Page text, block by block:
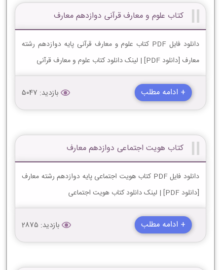
کتاب علوم و معارف قرآنی دوازدهم معارف
دانلود فایل PDF کتاب علوم و معارف قرآنی پایه دوازدهم رشته
معارف [دانلود PDF] | لینک دانلود کتاب علوم و معارف قرآنی
+ ادامه مطلب بازدید: 5047
کتاب هویت اجتماعی دوازدهم معارف
دانلود فایل PDF کتاب هویت اجتماعی پایه دوازدهم رشته معارف
[دانلود PDF] | لینک دانلود کتاب هویت اجتماعی
+ ادامه مطلب بازدید: 2875